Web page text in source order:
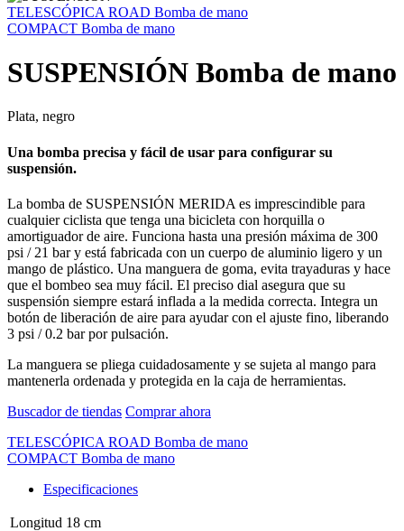
TELESCÓPICA ROAD Bomba de mano
COMPACT Bomba de mano
SUSPENSIÓN Bomba de mano
Plata, negro
Una bomba precisa y fácil de usar para configurar su
suspensión.
La bomba de SUSPENSIÓN MERIDA es imprescindible para
cualquier ciclista que tenga una bicicleta con horquilla o
amortiguador de aire. Funciona hasta una presión máxima de 300
psi / 21 bar y está fabricada con un cuerpo de aluminio ligero y un
mango de plástico. Una manguera de goma, evita trayaduras y hace
que el bombeo sea muy fácil. El preciso dial asegura que su
suspensión siempre estará inflada a la medida correcta. Integra un
botón de liberación de aire para ayudar con el ajuste fino, liberando
3 psi / 0.2 bar por pulsación.
La manguera se pliega cuidadosamente y se sujeta al mango para
mantenerla ordenada y protegida en la caja de herramientas.
Buscador de tiendas Comprar ahora
TELESCÓPICA ROAD Bomba de mano
COMPACT Bomba de mano
Especificaciones
Longitud 18 cm